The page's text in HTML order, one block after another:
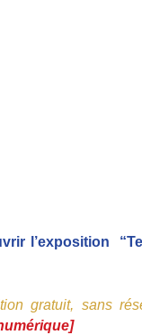
l’exposition
gratuit, sans
]